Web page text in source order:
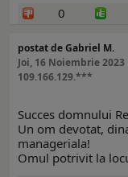
0
postat de Gabriel M.
Joi, 16 Noiembrie 2023
109.166.129.***
Succes domnului
Un om devotat,
manageriala!
Omul potrivit la